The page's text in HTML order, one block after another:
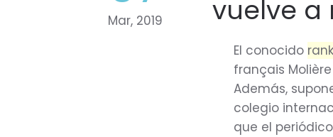
Mar, 2019 vuelve a
El conocido
français
Además,
colegio
que el